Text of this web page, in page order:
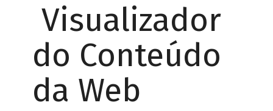
Visualizador
do Conteúdo
da Web